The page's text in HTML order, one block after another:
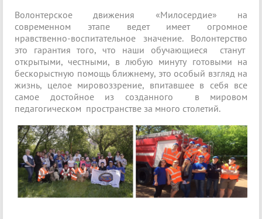
Волонтерское движения «Милосердие» на
современном этапе ведет имеет огромное
нравственно-воспитательное значение. Волонтерство
это гарантия того, что наши обучающиеся станут
открытыми, честными, в любую минуту готовыми на
бескорыстную помощь ближнему, это особый взгляд на
жизнь, целое мировоззрение, впитавшее в себя все
самое достойное из созданного в мировом
педагогическом пространстве за много столетий.